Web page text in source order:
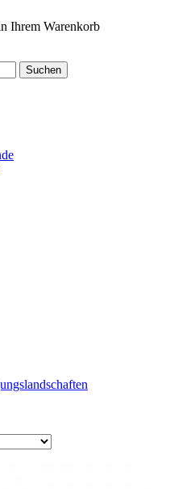
Ihrem Warenkorb